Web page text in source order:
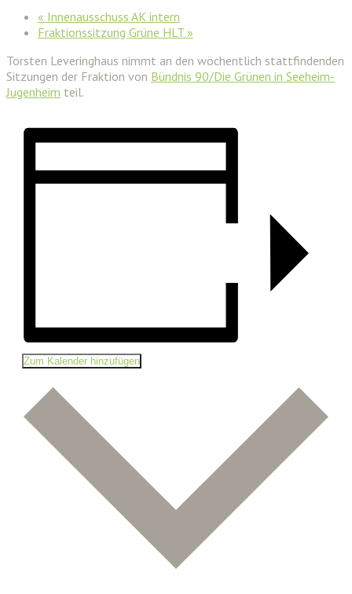
« Innenausschuss AK intern
Fraktionssitzung Grüne HLT »
Torsten Leveringhaus nimmt an den wöchentlich stattfindenden
Sitzungen der Fraktion von Bündnis 90/Die Grünen in Seeheim-
Jugenheim teil.
Zum Kalender hinzufügen